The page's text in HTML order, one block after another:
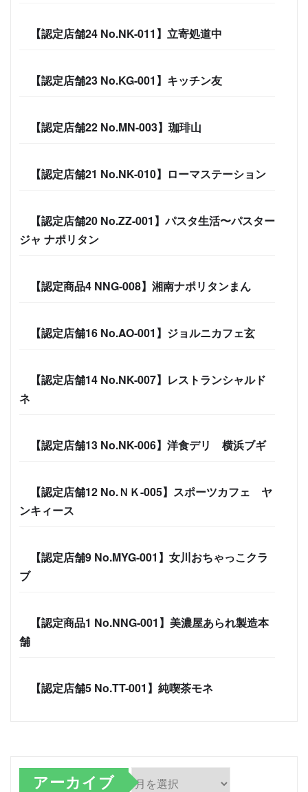
【認定店舗24 No.NK-011】立寄処道中
【認定店舗23 No.KG-001】キッチン友
【認定店舗22 No.MN-003】珈琲山
【認定店舗21 No.NK-010】ローマステーション
【認定店舗20 No.ZZ-001】パスタ生活〜パスター
ジャ ナポリタン
【認定商品4 NNG-008】湘南ナポリタンまん
【認定店舗16 No.AO-001】ジョルニカフェ玄
【認定店舗14 No.NK-007】レストランシャルド
ネ
【認定店舗13 No.NK-006】洋食デリ 横浜ブギ
【認定店舗12 No.ＮＫ-005】スポーツカフェ ヤ
ンキィース
【認定店舗9 No.MYG-001】女川おちゃっこクラ
ブ
【認定商品1 No.NNG-001】美濃屋あられ製造本
舗
【認定店舗5 No.TT-001】純喫茶モネ
アーカイブ